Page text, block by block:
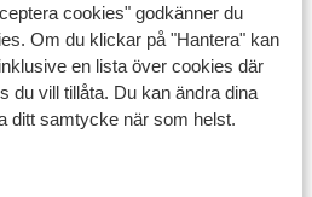
cookies" godkänner du
Om du klickar på "Hantera" kan
en lista över cookies där
du vill tillåta. Du kan ändra dina
ditt samtycke när som helst.
eller ett nationellt ID-kort.
medborgarskap är det viktigt
regler gäller. Kontrollera med
du vill resa till och de länder